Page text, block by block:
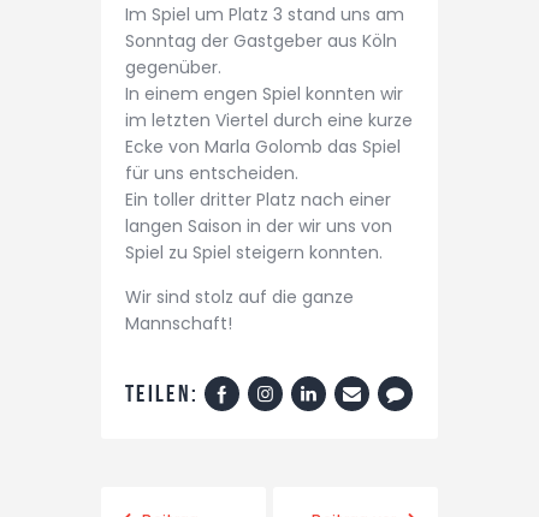
Im Spiel um Platz 3 stand uns am
Sonntag der Gastgeber aus Köln
gegenüber.
In einem engen Spiel konnten wir
im letzten Viertel durch eine kurze
Ecke von Marla Golomb das Spiel
für uns entscheiden.
Ein toller dritter Platz nach einer
langen Saison in der wir uns von
Spiel zu Spiel steigern konnten.
Wir sind stolz auf die ganze
Mannschaft!
Teilen: